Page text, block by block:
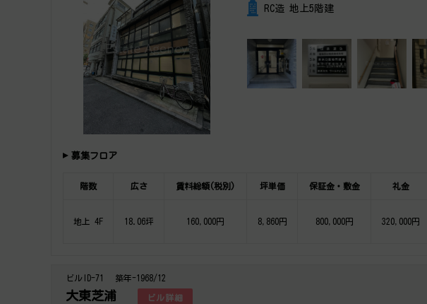
RC造 地上5階建
募集フロア
階数 広さ 賃料総額(税別) 坪単価 保証金・敷金 礼金
地上 4F 18.06坪 160,000円 8,860円 800,000円 320,000円
ビルID-71 築年-1968/12
大東芝浦 ビル詳細